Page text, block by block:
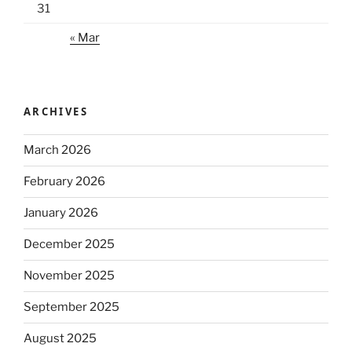
31
« Mar
ARCHIVES
March 2026
February 2026
January 2026
December 2025
November 2025
September 2025
August 2025